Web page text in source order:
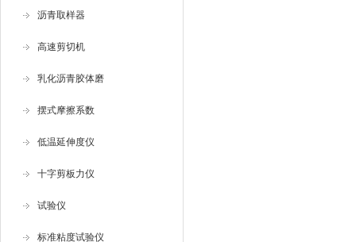
沥青取样器
高速剪切机
乳化沥青胶体磨
摆式摩擦系数
低温延伸度仪
十字剪板力仪
试验仪
标准粘度试验仪